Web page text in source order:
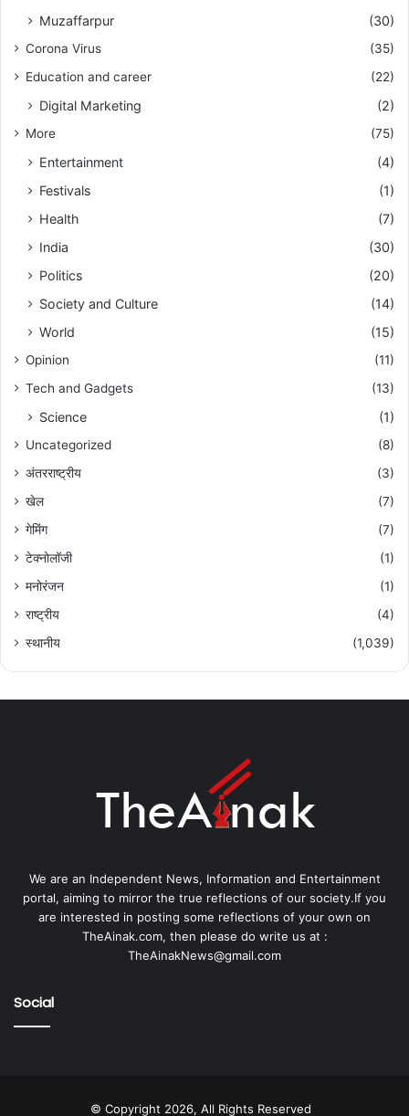
Muzaffarpur (30)
Corona Virus
(35)
Education and career
(22)
Digital Marketing (2)
More (75)
Entertainment
(4)
Festivals
(1)
Health
(7)
India
(30)
Politics
(20)
Society and Culture
(14)
World
(15)
Opinion
(11)
Tech and Gadgets
(13)
Science (1)
Uncategorized
(8)
अंतरराष्ट्रीय
(3)
खेल
(7)
गेमिंग
(7)
टेक्नोलॉजी
(1)
मनोरंजन
(1)
राष्ट्रीय
(4)
स्थानीय
(1,039)
We are an Independent News, Information and Entertainment
portal, aiming to mirror the true reflections of our society.If you
are interested in posting some reflections of your own on
TheAinak.com, then please do write us at :
TheAinakNews@gmail.com
Social
© Copyright 2026, All Rights Reserved